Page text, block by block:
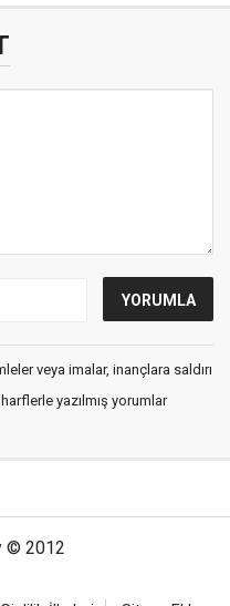
veya imalar, inançlara saldırı
yazılmış yorumlar
© 2012